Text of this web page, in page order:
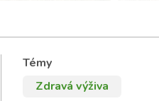
Témy
Zdravá výživa